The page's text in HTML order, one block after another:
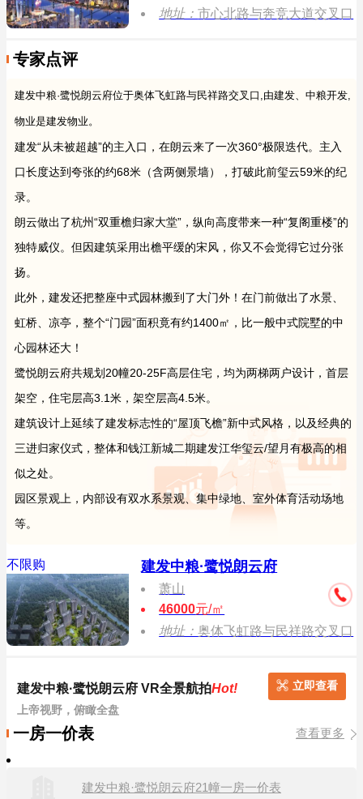
地址：市心北路与奔竞大道交叉口
专家点评
建发中粮·鹭悦朗云府位于奥体飞虹路与民祥路交叉口,由建发、中粮开发,
物业是建发物业。
建发“从未被超越”的主入口，在朗云来了一次360°极限迭代。主入
口长度达到夸张的约68米（含两侧景墙），打破此前玺云59米的纪
录。
朗云做出了杭州“双重檐归家大堂”，纵向高度带来一种“复阁重楼”的
独特威仪。但因建筑采用出檐平缓的宋风，你又不会觉得它过分张
扬。
此外，建发还把整座中式园林搬到了大门外！在门前做出了水景、
虹桥、凉亭，整个“门园”面积竟有约1400㎡，比一般中式院墅的中
心园林还大！
鹭悦朗云府共规划20幢20-25F高层住宅，均为两梯两户设计，首层
架空，住宅层高3.1米，架空层高4.5米。
建筑设计上延续了建发标志性的“屋顶飞檐”新中式风格，以及经典的
三进归家仪式，整体和钱江新城二期建发江华玺云/望月有极高的相
似之处。
园区景观上，内部设有双水系景观、集中绿地、室外体育活动场地
等。
不限购 建发中粮·鹭悦朗云府
萧山
46000元/㎡
地址：奥体飞虹路与民祥路交叉口
建发中粮·鹭悦朗云府 VR全景航拍Hot!
上帝视野，俯瞰全盘
立即查看
一房一价表 查看更多
建发中粮·鹭悦朗云府21幢一房一价表